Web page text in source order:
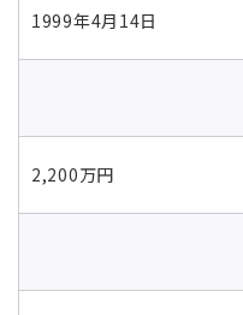
1999年4月14日
2,200万円